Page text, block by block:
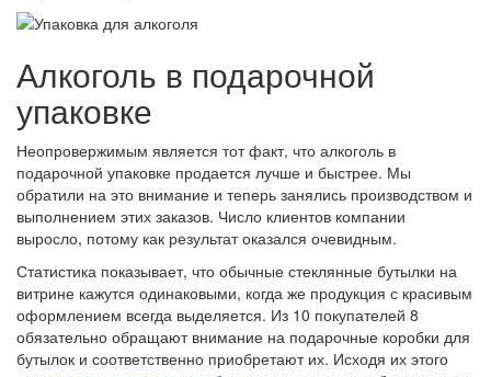
Алкоголь в подарочной
упаковке
Неопровержимым является тот факт, что алкоголь в
подарочной упаковке продается лучше и быстрее. Мы
обратили на это внимание и теперь занялись производством и
выполнением этих заказов. Число клиентов компании
выросло, потому как результат оказался очевидным.
Статистика показывает, что обычные стеклянные бутылки на
витрине кажутся одинаковыми, когда же продукция с красивым
оформлением всегда выделяется. Из 10 покупателей 8
обязательно обращают внимание на подарочные коробки для
бутылок и соответственно приобретают их. Исходя их этого